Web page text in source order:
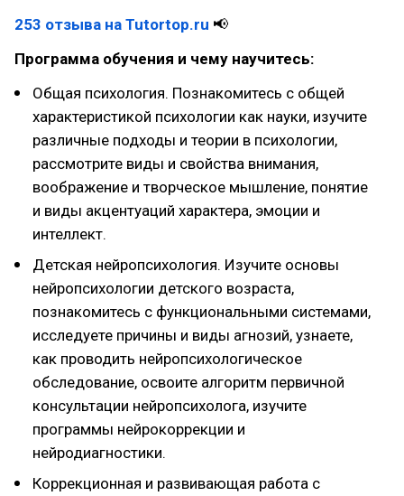
253 отзыва на Tutortop.ru 📢
Программа обучения и чему научитесь:
Общая психология. Познакомитесь с общей
характеристикой психологии как науки, изучите
различные подходы и теории в психологии,
рассмотрите виды и свойства внимания,
воображение и творческое мышление, понятие
и виды акцентуаций характера, эмоции и
интеллект.
Детская нейропсихология. Изучите основы
нейропсихологии детского возраста,
познакомитесь с функциональными системами,
исследуете причины и виды агнозий, узнаете,
как проводить нейропсихологическое
обследование, освоите алгоритм первичной
консультации нейропсихолога, изучите
программы нейрокоррекции и
нейродиагностики.
Коррекционная и развивающая работа с